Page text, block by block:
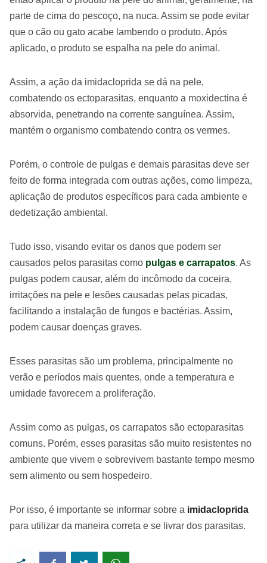
parte de cima do pescoço, na nuca. Assim se pode evitar
que o cão ou gato acabe lambendo o produto. Após
aplicado, o produto se espalha na pele do animal.
Assim, a ação da imidacloprida se dá na pele,
combatendo os ectoparasitas, enquanto a moxidectina é
absorvida, penetrando na corrente sanguínea. Assim,
mantém o organismo combatendo contra os vermes.
Porém, o controle de pulgas e demais parasitas deve ser
feito de forma integrada com outras ações, como limpeza,
aplicação de produtos específicos para cada ambiente e
dedetização ambiental.
Tudo isso, visando evitar os danos que podem ser
causados pelos parasitas como pulgas e carrapatos. As
pulgas podem causar, além do incômodo da coceira,
irritações na pele e lesões causadas pelas picadas,
facilitando a instalação de fungos e bactérias. Assim,
podem causar doenças graves.
Esses parasitas são um problema, principalmente no
verão e períodos mais quentes, onde a temperatura e
umidade favorecem a proliferação.
Assim como as pulgas, os carrapatos são ectoparasitas
comuns. Porém, esses parasitas são muito resistentes no
ambiente que vivem e sobrevivem bastante tempo mesmo
sem alimento ou sem hospedeiro.
Por isso, é importante se informar sobre a imidacloprida
para utilizar da maneira correta e se livrar dos parasitas.